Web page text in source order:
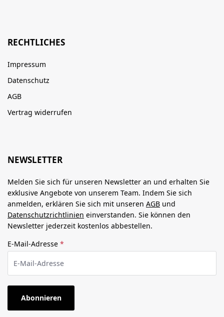
RECHTLICHES
Impressum
Datenschutz
AGB
Vertrag widerrufen
NEWSLETTER
Melden Sie sich für unseren Newsletter an und erhalten Sie
exklusive Angebote von unserem Team. Indem Sie sich
anmelden, erklären Sie sich mit unseren AGB und
Datenschutzrichtlinien einverstanden. Sie können den
Newsletter jederzeit kostenlos abbestellen.
E-Mail-Adresse *
Abonnieren